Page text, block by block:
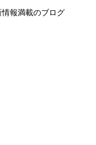
情報満載のブログ